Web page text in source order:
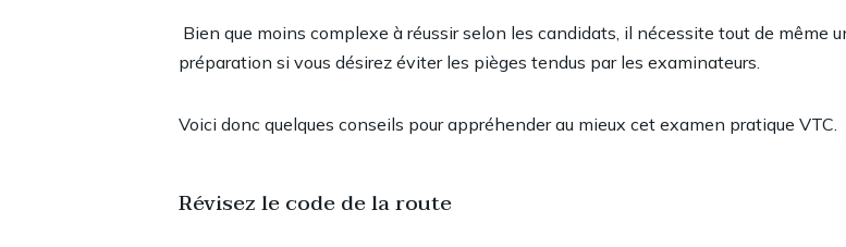
Bien que moins complexe à réussir selon les candidats, il nécessite tout de même
préparation si vous désirez éviter les pièges tendus par les examinateurs.
Voici donc quelques conseils pour appréhender au mieux cet examen pratique VTC.
Révisez le code de la route